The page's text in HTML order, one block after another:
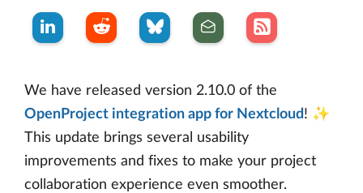
We have released version 2.10.0 of the
OpenProject integration app for Nextcloud! ✨
This update brings several usability
improvements and fixes to make your project
collaboration experience even smoother.